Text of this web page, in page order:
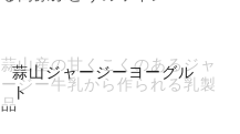
蒜山ジャージーヨーグル
ト
蒜山産の甘くこくのあるジャ
ージー牛乳から作られる乳製
品